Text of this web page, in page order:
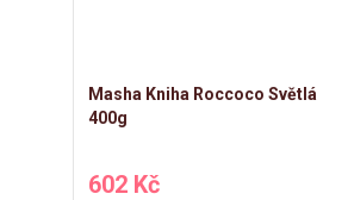
Masha Kniha Roccoco Světlá
400g
602 Kč